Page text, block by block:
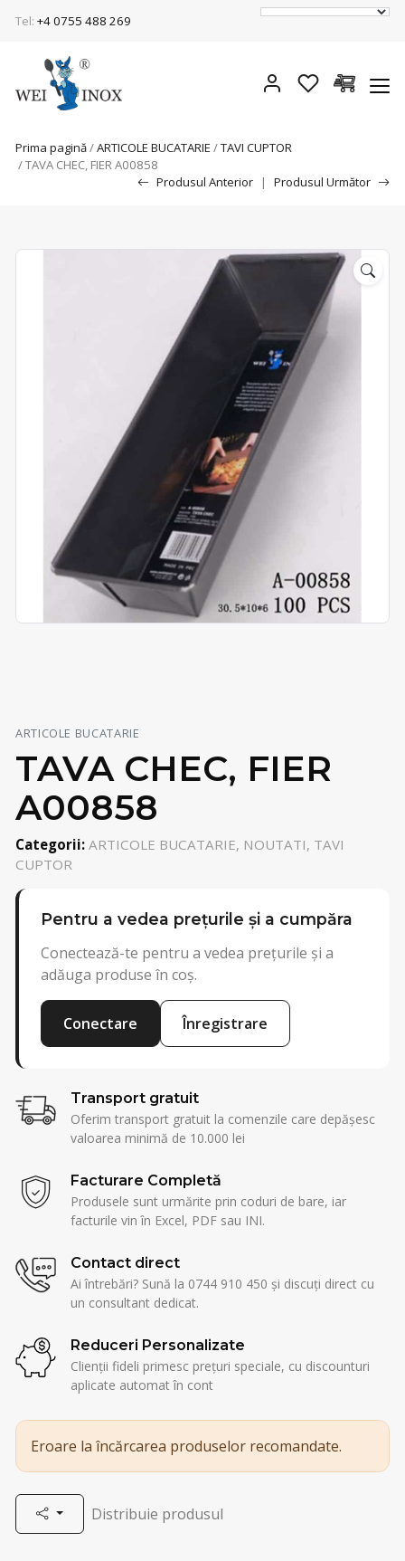
Tel: +4 0755 488 269
Prima pagină/ARTICOLE BUCATARIE /TAVI CUPTOR
/ TAVA CHEC, FIER A00858
Produsul Anterior
| Produsul Următor
ARTICOLE BUCATARIE
TAVA CHEC, FIER
A00858
Categorii: ARTICOLE BUCATARIE, NOUTATI, TAVI
CUPTOR
Pentru a vedea prețurile și a cumpăra
Conectează-te pentru a vedea prețurile și a
adăuga produse în coș.
Conectare Înregistrare
Transport gratuit
Oferim transport gratuit la comenzile care depășesc
valoarea minimă de 10.000 lei
Facturare Completă
Produsele sunt urmărite prin coduri de bare, iar
facturile vin în Excel, PDF sau INI.
Contact direct
Ai întrebări? Sună la 0744 910 450 și discuți direct cu
un consultant dedicat.
Reduceri Personalizate
Clienții fideli primesc prețuri speciale, cu discounturi
aplicate automat în cont
Eroare la încărcarea produselor recomandate.
Distribuie produsul